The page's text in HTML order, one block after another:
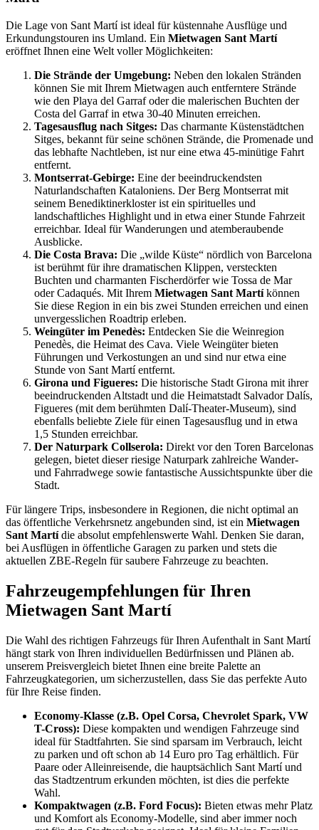
Die Lage von Sant Martí ist ideal für küstennahe Ausflüge und
Erkundungstouren ins Umland. Ein Mietwagen Sant Martí
eröffnet Ihnen eine Welt voller Möglichkeiten:
Die Strände der Umgebung: Neben den lokalen Stränden
können Sie mit Ihrem Mietwagen auch entferntere Strände
wie den Playa del Garraf oder die malerischen Buchten der
Costa del Garraf in etwa 30-40 Minuten erreichen.
Tagesausflug nach Sitges: Das charmante Küstenstädtchen
Sitges, bekannt für seine schönen Strände, die Promenade und
das lebhafte Nachtleben, ist nur eine etwa 45-minütige Fahrt
entfernt.
Montserrat-Gebirge: Eine der beeindruckendsten
Naturlandschaften Kataloniens. Der Berg Montserrat mit
seinem Benediktinerkloster ist ein spirituelles und
landschaftliches Highlight und in etwa einer Stunde Fahrzeit
erreichbar. Ideal für Wanderungen und atemberaubende
Ausblicke.
Die Costa Brava: Die „wilde Küste“ nördlich von Barcelona
ist berühmt für ihre dramatischen Klippen, versteckten
Buchten und charmanten Fischerdörfer wie Tossa de Mar
oder Cadaqués. Mit Ihrem Mietwagen Sant Martíkönnen
Sie diese Region in ein bis zwei Stunden erreichen und einen
unvergesslichen Roadtrip erleben.
Weingüter im Penedès: Entdecken Sie die Weinregion
Penedès, die Heimat des Cava. Viele Weingüter bieten
Führungen und Verkostungen an und sind nur etwa eine
Stunde von Sant Martí entfernt.
Girona und Figueres: Die historische Stadt Girona mit ihrer
beeindruckenden Altstadt und die Heimatstadt Salvador Dalís,
Figueres (mit dem berühmten Dalí-Theater-Museum), sind
ebenfalls beliebte Ziele für einen Tagesausflug und in etwa
1,5 Stunden erreichbar.
Der Naturpark Collserola: Direkt vor den Toren Barcelonas
gelegen, bietet dieser riesige Naturpark zahlreiche Wander-
und Fahrradwege sowie fantastische Aussichtspunkte über die
Stadt.
Für längere Trips, insbesondere in Regionen, die nicht optimal an
das öffentliche Verkehrsnetz angebunden sind, ist ein Mietwagen
Sant Martídie absolut empfehlenswerte Wahl. Denken Sie daran,
bei Ausflügen in öffentliche Garagen zu parken und stets die
aktuellen ZBE-Regeln für saubere Fahrzeuge zu beachten.
Fahrzeugempfehlungen für Ihren
Mietwagen Sant Martí
Die Wahl des richtigen Fahrzeugs für Ihren Aufenthalt in Sant Martí
hängt stark von Ihren individuellen Bedürfnissen und Plänen ab.
unserem Preisvergleich bietet Ihnen eine breite Palette an
Fahrzeugkategorien, um sicherzustellen, dass Sie das perfekte Auto
für Ihre Reise finden.
Economy-Klasse (z.B. Opel Corsa, Chevrolet Spark, VW
T-Cross): Diese kompakten und wendigen Fahrzeuge sind
ideal für Stadtfahrten. Sie sind sparsam im Verbrauch, leicht
zu parken und oft schon ab 14 Euro pro Tag erhältlich. Für
Paare oder Alleinreisende, die hauptsächlich Sant Martí und
das Stadtzentrum erkunden möchten, ist dies die perfekte
Wahl.
Kompaktwagen (z.B. Ford Focus): Bieten etwas mehr Platz
und Komfort als Economy-Modelle, sind aber immer noch